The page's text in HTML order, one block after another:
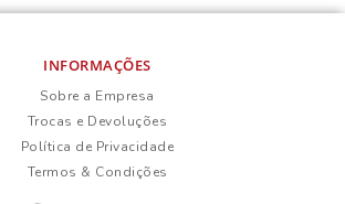
INFORMAÇÕES
Sobre a Empresa
Trocas e Devoluções
Política de Privacidade
Termos & Condições